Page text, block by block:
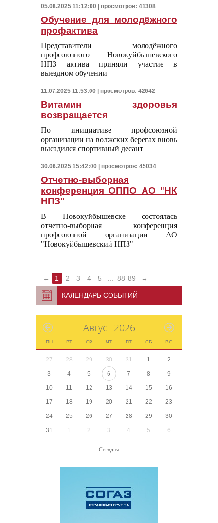
05.08.2025 11:12:00 | просмотров: 41308
Обучение для молодёжного
профактива
Представители молодёжного
профсоюзного Новокуйбышевского
НПЗ актива приняли участие в
выездном обучении
11.07.2025 11:53:00 | просмотров: 42642
Витамин здоровья
возвращается
По инициативе профсоюзной
организации на волжских берегах вновь
высадился спортивный десант
30.06.2025 15:42:00 | просмотров: 45034
Отчетно-выборная
конференция ОППО АО "НК
НПЗ"
В Новокуйбышевске состоялась
отчетно-выборная конференция
профсоюзной организации АО
"Новокуйбышевский НПЗ"
← 1 2 3 4 5 88 89 →
КАЛЕНДАРЬ СОБЫТИЙ
Август 2026
ПН ВТ СР ЧТ ПТ СБ ВС
27 28 29 30 31 1 2
3 4 5 6 7 8 9
10 11 12 13 14 15 16
17 18 19 20 21 22 23
24 25 26 27 28 29 30
31 1 2 3 4 5 6
Сегодня